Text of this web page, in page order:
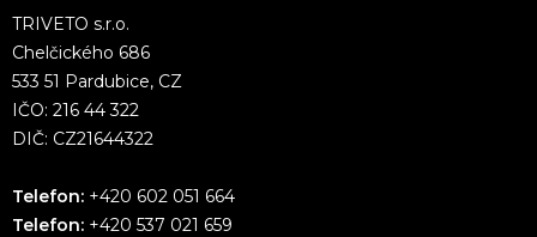
TRIVETO s.r.o.
Chelčického 686
533 51 Pardubice, CZ
IČO: 216 44 322
DIČ: CZ21644322
Telefon: +420 602 051 664
Telefon: +420 537 021 659